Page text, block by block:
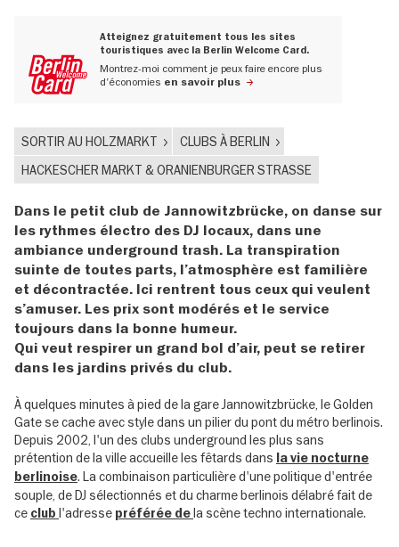
Atteignez gratuitement tous les sites
touristiques avec la Berlin Welcome Card.
Montrez-moi comment je peux faire encore plus
d'économies en savoir plus
SORTIR AU HOLZMARKT
CLUBS À BERLIN
HACKESCHER MARKT & ORANIENBURGER STRASSE
Dans le petit club de Jannowitzbrücke, on danse sur
les rythmes électro des DJ locaux, dans une
ambiance underground trash. La transpiration
suinte de toutes parts, l’atmosphère est familière
et décontractée. Ici rentrent tous ceux qui veulent
s’amuser. Les prix sont modérés et le service
toujours dans la bonne humeur.
Qui veut respirer un grand bol d’air, peut se retirer
dans les jardins privés du club.
À quelques minutes à pied de la gare Jannowitzbrücke, le Golden
Gate se cache avec style dans un pilier du pont du métro berlinois.
Depuis 2002, l'un des clubs underground les plus sans
prétention de la ville accueille les fêtards dans la vie nocturne
berlinoise. La combinaison particulière d'une politique d'entrée
souple, de DJ sélectionnés et du charme berlinois délabré fait de
ce club l'adresse préférée dela scène techno internationale.